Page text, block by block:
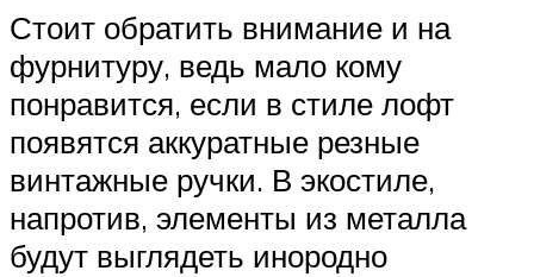
Стоит обратить внимание и на
фурнитуру, ведь мало кому
понравится, если в стиле лофт
появятся аккуратные резные
винтажные ручки. В экостиле,
напротив, элементы из металла
будут выглядеть инородно